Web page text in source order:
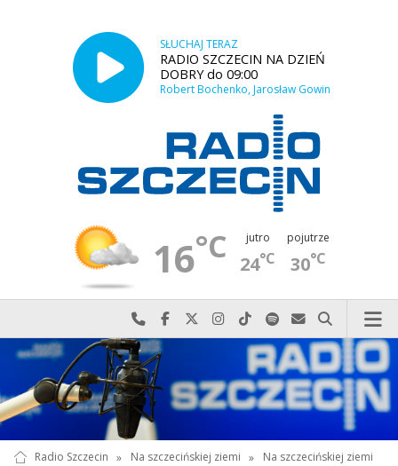
SŁUCHAJ TERAZ
RADIO SZCZECIN NA DZIEŃ
DOBRY do 09:00
Robert Bochenko, Jarosław Gowin
16°C jutro
24°C
pojutrze
30°C
Najlepiej po prostu do nas zadzwoń
Odwiedź nas na Facebook-u
Odwiedź nas na X
Odwiedź nas na Instagram-ie
Odwiedź nas na TikTok-u
Szukaj nas na Spotify
Wyślij do nas
Szukaj
Radio Szczecin » Na szczecińskiej ziemi » Na szczecińskiej ziemi